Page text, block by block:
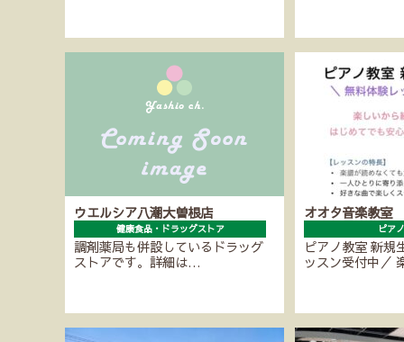
ウエルシア八潮大曽根店
健康食品・ドラッグストア
調剤薬局も併設しているドラッグ
ストアです。詳細は…
オオタ音楽教室
ピア
ピアノ教室 新規
ッスン受付中／